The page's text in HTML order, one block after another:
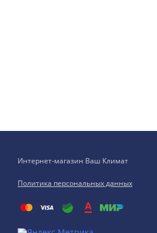
Интернет-магазин Ваш Климат
Политика персональных данных